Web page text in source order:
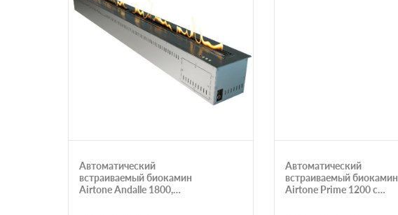
Автоматический
встраиваемый биокамин
Airtone Andalle 1800,
Автоматический
встраиваемый биокамин
Airtone Prime 1200 с